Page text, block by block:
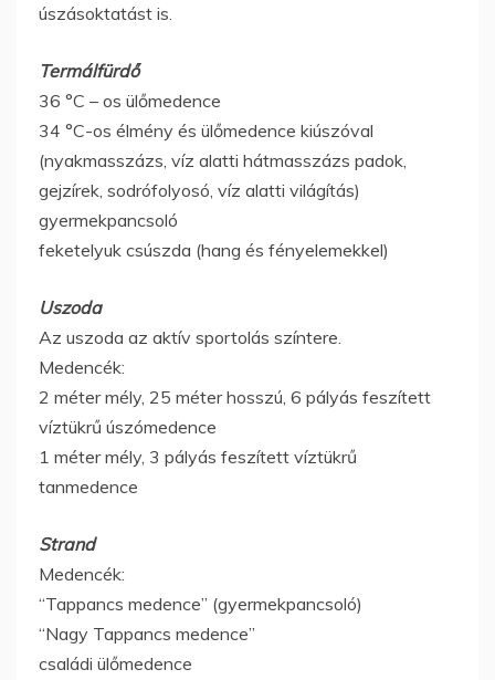
úszásoktatást is.
Termálfürdő
36 °C – os ülőmedence
34 °C-os élmény és ülőmedence kiúszóval
(nyakmasszázs, víz alatti hátmasszázs padok,
gejzírek, sodrófolyosó, víz alatti világítás)
gyermekpancsoló
feketelyuk csúszda (hang és fényelemekkel)
Uszoda
Az uszoda az aktív sportolás színtere.
Medencék:
2 méter mély, 25 méter hosszú, 6 pályás feszített
víztükrű úszómedence
1 méter mély, 3 pályás feszített víztükrű
tanmedence
Strand
Medencék:
“Tappancs medence” (gyermekpancsoló)
“Nagy Tappancs medence”
családi ülőmedence